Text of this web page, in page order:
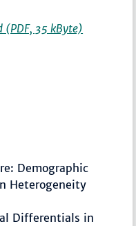
(PDF, 35 kByte)
Demographic
Heterogeneity
Differentials in